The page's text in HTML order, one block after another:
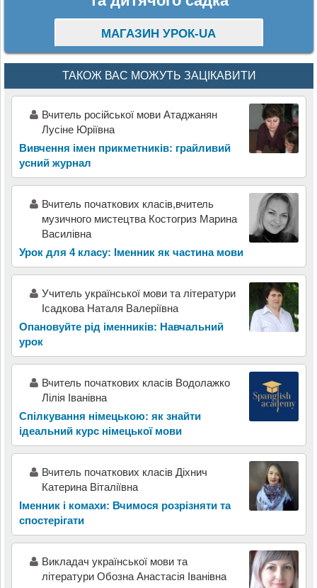
МАГАЗИН УРОК-UA
ТАКОЖ ВАС МОЖУТЬ ЗАЦІКАВИТИ
Вчитель російської мови Атаджанян
Лусіне Юріївна
Вивчення імен прикметників: грайливий
усний журнал
Вчитель початкових класів,вчитель
музичного мистецтва Костогриз Марина
Василівна
Урок для 4 класу: Іменник як частина мови
Учитель української мови та літератури
Ісадкова Наталя Валеріївна
Опановуйте рід іменників: Навчальний
урок
Вчитель початкових класів Водолажко
Лілія Іванівна
Спілкування німецькою: як знайти
ідеальний курс німецької мови
Вчитель початкових класів Діхнич
Катерина Віталіївна
Іменник і комахи: Вчимося розрізняти та
спостерігати
Викладач української мови та
літератури Обозна Анастасія Іванівна